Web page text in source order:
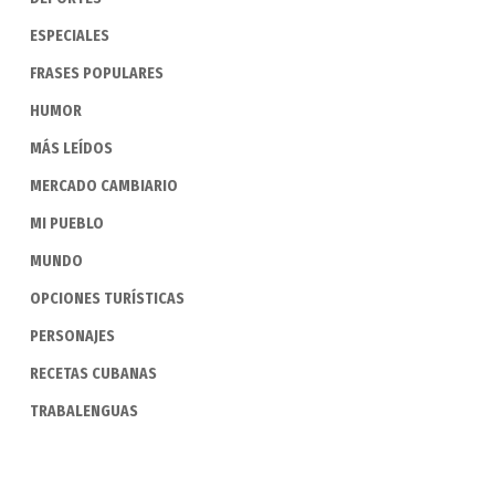
ESPECIALES
FRASES POPULARES
HUMOR
MÁS LEÍDOS
MERCADO CAMBIARIO
MI PUEBLO
MUNDO
OPCIONES TURÍSTICAS
PERSONAJES
RECETAS CUBANAS
TRABALENGUAS